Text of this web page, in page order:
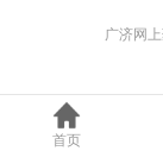
广济网
首页